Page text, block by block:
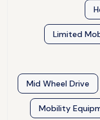
Limited
Mid Wheel Drive
Mobility